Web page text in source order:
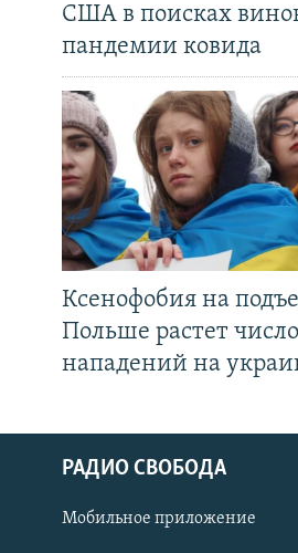
СОЦИАЛЬНЫЕ СЕТИ
США в поисках
пандемии ковида
Ксенофобия на
Польше растет число
нападений на
РАДИО СВОБОДА
Мобильное приложение